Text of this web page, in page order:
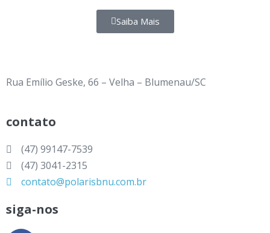
Saiba Mais
Rua Emílio Geske, 66 – Velha – Blumenau/SC
contato
(47) 99147-7539
(47) 3041-2315
contato@polarisbnu.com.br
siga-nos